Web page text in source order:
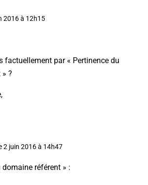
2016 à 12h15
factuellement par « Pertinence du
?
2 juin 2016 à 14h47
domaine référent » :